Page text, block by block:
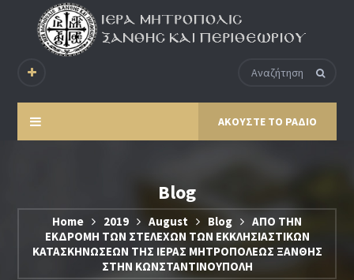
ΑΚΟΥΣΤΕ ΤΟ ΡΑΔΙΟ
Blog
Home 2019 August Blog
ΑΠΟ ΤΗΝ
ΕΚΔΡΟΜΗ ΤΩΝ ΣΤΕΛΕΧΩΝ ΤΩΝ ΕΚΚΛΗΣΙΑΣΤΙΚΩΝ
ΚΑΤΑΣΚΗΝΩΣΕΩΝ ΤΗΣ ΙΕΡΑΣ ΜΗΤΡΟΠΟΛΕΩΣ ΞΑΝΘΗΣ
ΣΤΗΝ ΚΩΝΣΤΑΝΤΙΝΟΥΠΟΛΗ